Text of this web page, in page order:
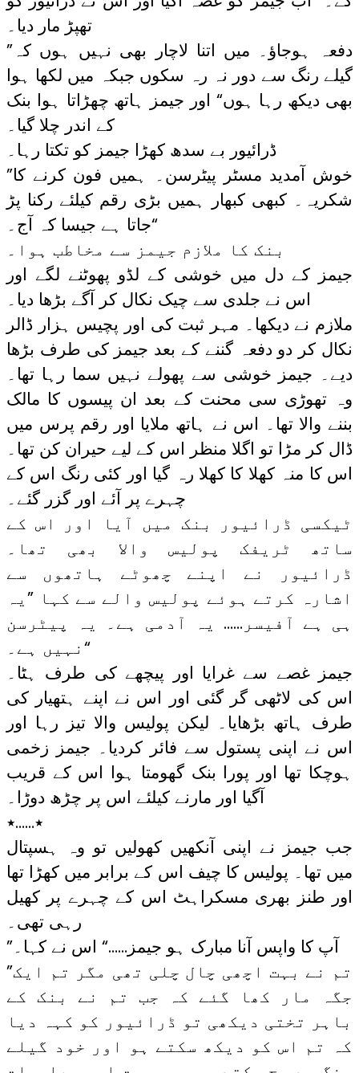
تھپڑ مار دیا۔
”دفعہ ہوجاؤ۔ میں اتنا لاچار بھی نہیں ہوں کہ
گیلے رنگ سے دور نہ رہ سکوں جبکہ میں لکھا ہوا
بھی دیکھ رہا ہوں“ اور جیمز ہاتھ چھڑاتا ہوا بنک
کے اندر چلا گیا۔
ڈرائیور بے سدھ کھڑا جیمز کو تکتا رہا۔
”خوش آمدید مسٹر پیٹرسن۔ ہمیں فون کرنے کا
شکریہ۔ کبھی کبھار ہمیں بڑی رقم کیلئے رکنا پڑ
جاتا ہے جیسا کہ آج۔“
بنک کا ملازم جیمز سے مخاطب ہوا۔
جیمز کے دل میں خوشی کے لڈو پھوٹنے لگے اور
اس نے جلدی سے چیک نکال کر آگے بڑھا دیا۔
ملازم نے دیکھا۔ مہر ثبت کی اور پچیس ہزار ڈالر
نکال کر دو دفعہ گننے کے بعد جیمز کی طرف بڑھا
دیے۔ جیمز خوشی سے پھولے نہیں سما رہا تھا۔
وہ تھوڑی سی محنت کے بعد ان پیسوں کا مالک
بننے والا تھا۔ اس نے ہاتھ ملایا اور رقم پرس میں
ڈال کر مڑا تو اگلا منظر اس کے لیے حیران کن تھا۔
اس کا منہ کھلا کا کھلا رہ گیا اور کئی رنگ اس کے
چہرے پر آئے اور گزر گئے۔
ٹیکسی ڈرائیور بنک میں آیا اور اس کے
ساتھ ٹریفک پولیس والا بھی تھا۔
ڈرائیور نے اپنے چھوٹے ہاتھوں سے
اشارہ کرتے ہوئے پولیس والے سے کہا ”یہ
ہی ہے آفیسر…… یہ آدمی ہے۔ یہ پیٹرسن
نہیں ہے۔“
جیمز غصے سے غرایا اور پیچھے کی طرف ہٹا۔
اس کی لاٹھی گر گئی اور اس نے اپنے ہتھیار کی
طرف ہاتھ بڑھایا۔ لیکن پولیس والا تیز رہا اور
اس نے اپنی پستول سے فائر کردیا۔ جیمز زخمی
ہوچکا تھا اور پورا بنک گھومتا ہوا اس کے قریب
آگیا اور مارنے کیلئے اس پر چڑھ دوڑا۔
٭……٭
جب جیمز نے اپنی آنکھیں کھولیں تو وہ ہسپتال
میں تھا۔ پولیس کا چیف اس کے برابر میں کھڑا تھا
اور طنز بھری مسکراہٹ اس کے چہرے پر کھیل
رہی تھی۔
”آپ کا واپس آنا مبارک ہو جیمز……“ اس نے کہا۔
”تم نے بہت اچھی چال چلی تھی مگر تم ایک
جگہ مار کھا گئے کہ جب تم نے بنک کے
باہر تختی دیکھی تو ڈرائیور کو کہہ دیا
کہ تم اس کو دیکھ سکتے ہو اور خود گیلے